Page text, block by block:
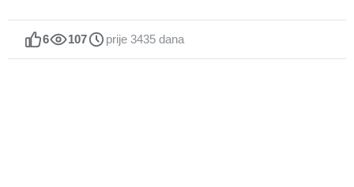
6 107 prije 3435 dana